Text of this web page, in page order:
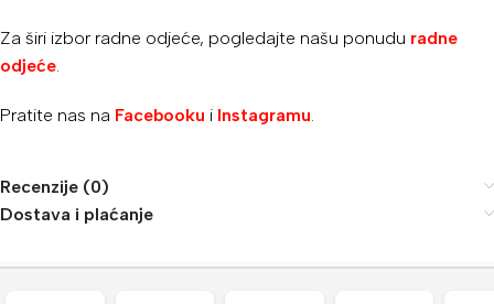
Za širi izbor radne odjeće, pogledajte našu ponudu radne
odjeće
Pratite nas na Facebooku i Instagramu
Recenzije (0)
Dostava i plaćanje